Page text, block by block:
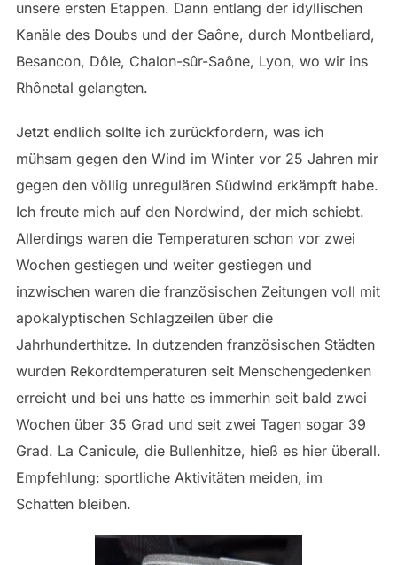
unsere ersten Etappen. Dann entlang der idyllischen
Kanäle des Doubs und der Saône, durch Montbeliard,
Besancon, Dôle, Chalon-sûr-Saône, Lyon, wo wir ins
Rhônetal gelangten.
Jetzt endlich sollte ich zurückfordern, was ich
mühsam gegen den Wind im Winter vor 25 Jahren mir
gegen den völlig unregulären Südwind erkämpft habe.
Ich freute mich auf den Nordwind, der mich schiebt.
Allerdings waren die Temperaturen schon vor zwei
Wochen gestiegen und weiter gestiegen und
inzwischen waren die französischen Zeitungen voll mit
apokalyptischen Schlagzeilen über die
Jahrhunderthitze. In dutzenden französischen Städten
wurden Rekordtemperaturen seit Menschengedenken
erreicht und bei uns hatte es immerhin seit bald zwei
Wochen über 35 Grad und seit zwei Tagen sogar 39
Grad. La Canicule, die Bullenhitze, hieß es hier überall.
Empfehlung: sportliche Aktivitäten meiden, im
Schatten bleiben.